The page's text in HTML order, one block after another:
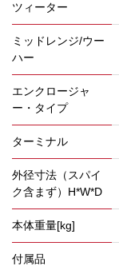
ツィーター
ミッドレンジ/ウー
ハー
エンクロージャ
ー・タイプ
ターミナル
外径寸法（スパイ
ク含まず）H*W*D
本体重量[kg]
付属品